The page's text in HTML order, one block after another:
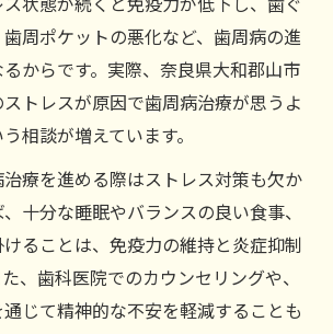
周ポケットの悪化など、歯周病の進
からです。実際、奈良県大和郡山市
トレスが原因で歯周病治療が思うよ
相談が増えています。
療を進める際はストレス対策も欠か
十分な睡眠やバランスの良い食事、
ることは、免疫力の維持と炎症抑制
、歯科医院でのカウンセリングや、
じて精神的な不安を軽減することも
ご予約はこちら
ご予約はこちら